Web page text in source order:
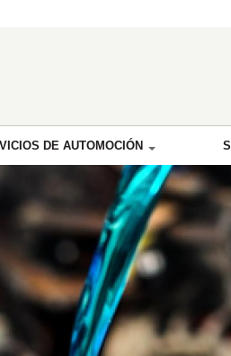
DE AUTOMOCIÓN